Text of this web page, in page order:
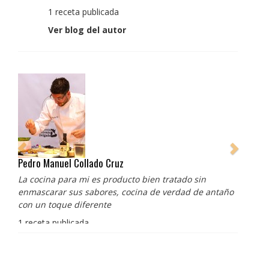
1 receta publicada
Ver blog del autor
Pedro Manuel Collado Cruz
La cocina para mi es producto bien tratado sin
enmascarar sus sabores, cocina de verdad de antaño
con un toque diferente
1 receta publicada